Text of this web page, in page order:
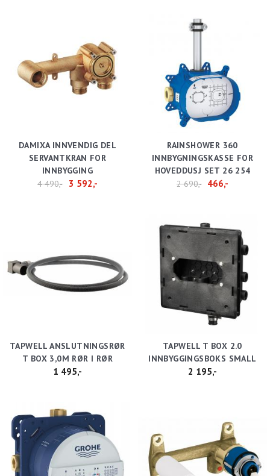
DAMIXA INNVENDIG DEL
SERVANTKRAN FOR
INNBYGGING
4 490,-
3 592,-
RAINSHOWER 360
INNBYGNINGSKASSE FOR
HOVEDDUSJ SET 26 254
2 690,- 466,-
TAPWELL ANSLUTNINGSRØR
T BOX 3,0M RØR I RØR
1 495,-
TAPWELL T BOX 2.0
INNBYGGINGSBOKS SMALL
2 195,-